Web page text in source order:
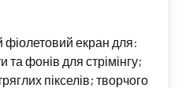
фіолетовий екран для:
та фонів для стрімінгу;
пікселів; творчого